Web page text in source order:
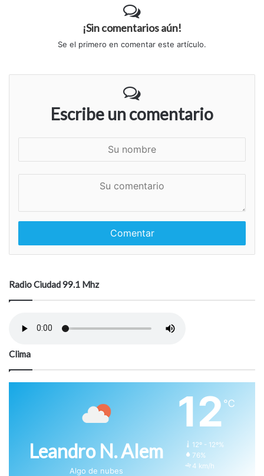
¡Sin comentarios aún!
Se el primero en comentar este artículo.
Escribe un comentario
n
r
i
Radio Ciudad 99.1 Mhz
Clima
Leandro N. Alem
Algo de nubes
12 ℃
12º - 12º%
76%
4 km/h